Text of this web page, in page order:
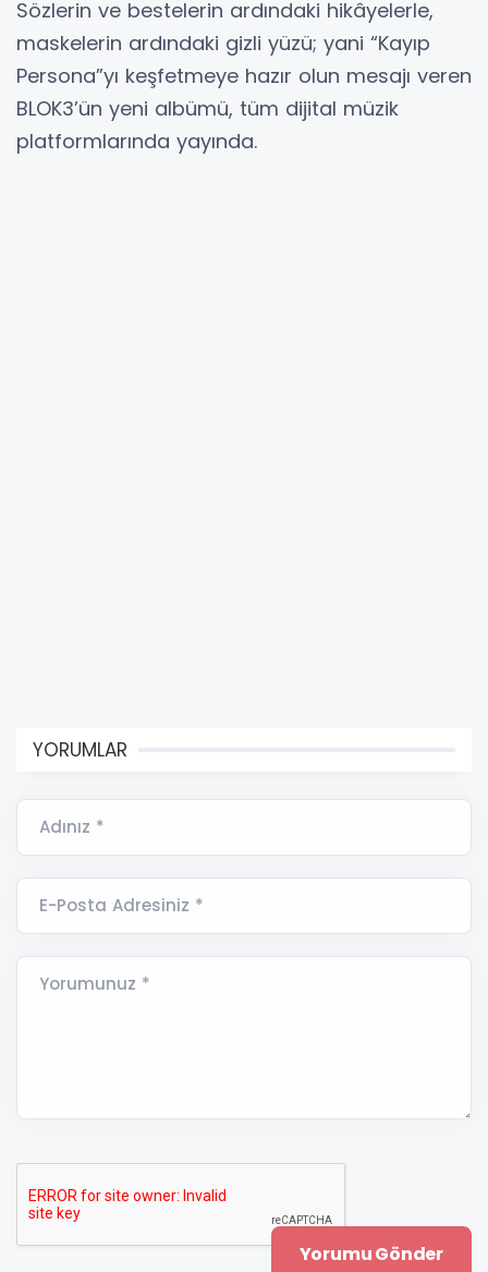
Sözlerin ve bestelerin ardındaki hikâyelerle,
maskelerin ardındaki gizli yüzü; yani “Kayıp
Persona”yı keşfetmeye hazır olun mesajı veren
BLOK3’ün yeni albümü, tüm dijital müzik
platformlarında yayında.
YORUMLAR
Adınız *
E-Posta Adresiniz *
Yorumunuz *